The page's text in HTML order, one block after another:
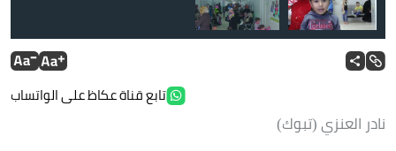
تابع قناة عكاظ على الواتساب
نادر العنزي (تبوك)